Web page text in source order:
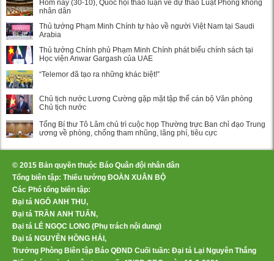
Hôm nay (30-10), Quốc hội thảo luận về dự thảo Luật Phòng không
nhân dân
Thủ tướng Phạm Minh Chính tự hào về người Việt Nam tại Saudi
Arabia
Thủ tướng Chính phủ Phạm Minh Chính phát biểu chính sách tại
Học viện Anwar Gargash của UAE
“Telemor đã tạo ra những khác biệt!”
Chủ tịch nước Lương Cường gặp mặt tập thể cán bộ Văn phòng
Chủ tịch nước
Tổng Bí thư Tô Lâm chủ trì cuộc họp Thường trực Ban chỉ đạo Trung
ương về phòng, chống tham nhũng, lãng phí, tiêu cực
© 2015 Bản quyền thuộc Báo Quân đội nhân dân
Tổng biên tập: Thiếu tướng ĐOÀN XUÂN BỘ
Các Phó tổng biên tập:
Đại tá NGÔ ANH THU,
Đại tá TRẦN ANH TUẤN,
Đại tá LÊ NGỌC LONG (Phụ trách nội dung)
Đại tá NGUYỄN HỒNG HẢI,
Trưởng Phòng Biên tập Báo QĐND Cuối tuần: Đại tá Lại Nguyên Thắng